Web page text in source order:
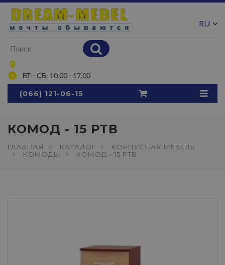
ВТ - СБ: 10.00 - 17.00
RU
(066) 121-06-15
КОМОД - 15 РТВ
ГЛАВНАЯ КАТАЛОГ
КОРПУСНАЯ МЕБЕЛЬ
КОМОДЫ
КОМОД - 15 РТВ